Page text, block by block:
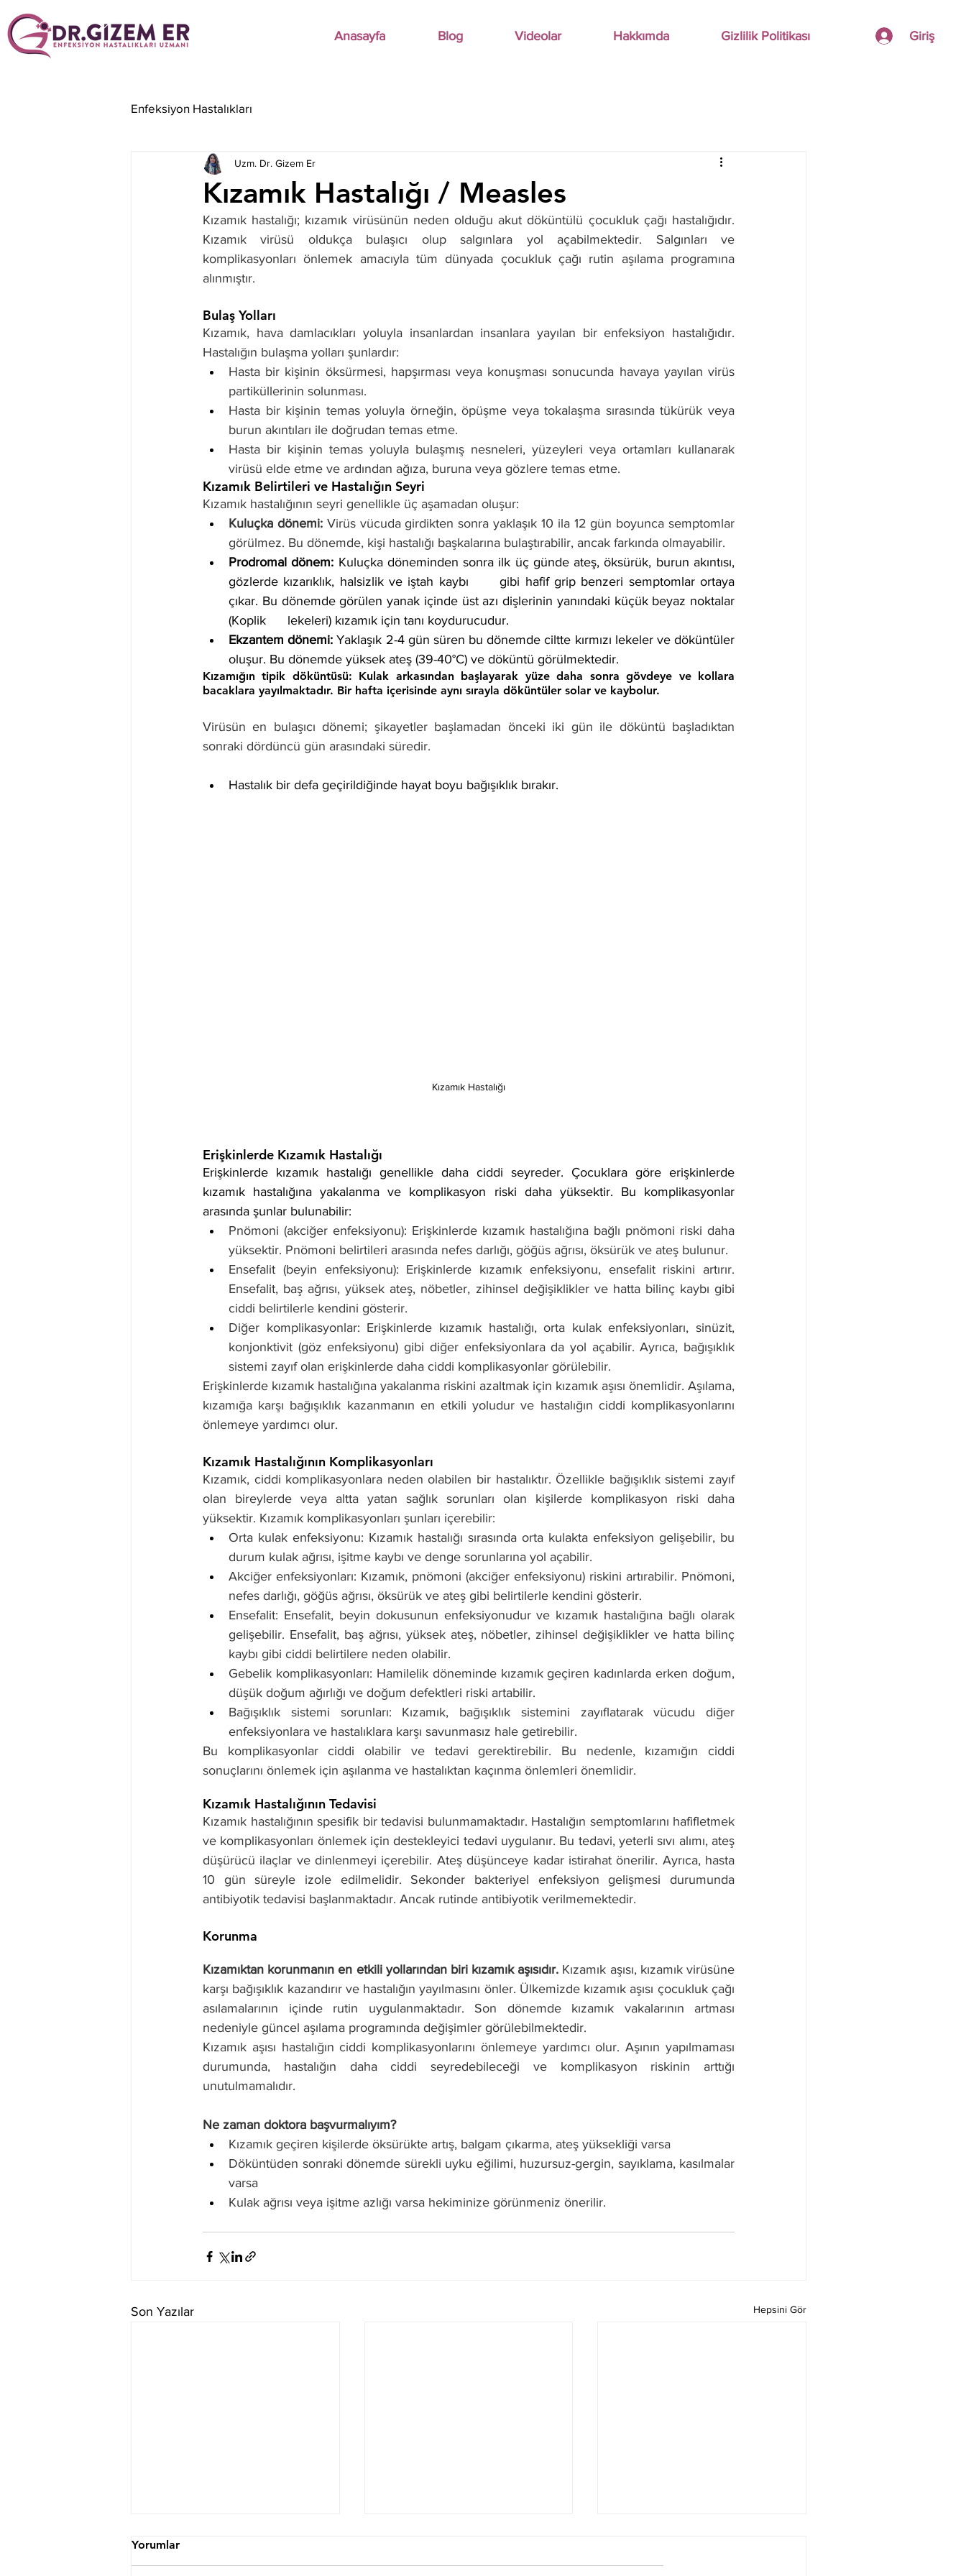
Anasayfa Blog Videolar Hakkımda Gizlilik Politikası Giriş
Enfeksiyon Hastalıkları
Kızamık Hastalığı / Measles
Uzm. Dr. Gizem Er
Kızamık hastalığı; kızamık virüsünün neden olduğu akut döküntülü çocukluk çağı hastalığıdır.
Kızamık virüsü oldukça bulaşıcı olup salgınlara yol açabilmektedir. Salgınları ve
komplikasyonları önlemek amacıyla tüm dünyada çocukluk çağı rutin aşılama programına
alınmıştır.
Bulaş Yolları
Kızamık, hava damlacıkları yoluyla insanlardan insanlara yayılan bir enfeksiyon hastalığıdır.
Hastalığın bulaşma yolları şunlardır:
Hasta bir kişinin öksürmesi, hapşırması veya konuşması sonucunda havaya yayılan virüs
partiküllerinin solunması.
Hasta bir kişinin temas yoluyla örneğin, öpüşme veya tokalaşma sırasında tükürük veya
burun akıntıları ile doğrudan temas etme.
Hasta bir kişinin temas yoluyla bulaşmış nesneleri, yüzeyleri veya ortamları kullanarak
virüsü elde etme ve ardından ağıza, buruna veya gözlere temas etme.
Kızamık Belirtileri ve Hastalığın Seyri
Kızamık hastalığının seyri genellikle üç aşamadan oluşur:
Kuluçka dönemi: Virüs vücuda girdikten sonra yaklaşık 10 ila 12 gün boyunca semptomlar
görülmez. Bu dönemde, kişi hastalığı başkalarına bulaştırabilir, ancak farkında olmayabilir.
Prodromal dönem: Kuluçka döneminden sonra ilk üç günde ateş, öksürük, burun akıntısı,
gözlerde kızarıklık, halsizlik ve iştah kaybı      gibi hafif grip benzeri semptomlar ortaya
çıkar. Bu dönemde görülen yanak içinde üst azı dişlerinin yanındaki küçük beyaz noktalar
(Koplik      lekeleri) kızamık için tanı koydurucudur.
Ekzantem dönemi: Yaklaşık 2-4 gün süren bu dönemde ciltte kırmızı lekeler ve döküntüler
oluşur. Bu dönemde yüksek ateş (39-40°C) ve döküntü görülmektedir.
Kızamığın tipik döküntüsü: Kulak arkasından başlayarak yüze daha sonra gövdeye ve kollara
bacaklara yayılmaktadır. Bir hafta içerisinde aynı sırayla döküntüler solar ve kaybolur.
Virüsün en bulaşıcı dönemi; şikayetler başlamadan önceki iki gün ile döküntü başladıktan
sonraki dördüncü gün arasındaki süredir.
Hastalık bir defa geçirildiğinde hayat boyu bağışıklık bırakır.
Kızamık Hastalığı
Erişkinlerde Kızamık Hastalığı
Erişkinlerde kızamık hastalığı genellikle daha ciddi seyreder. Çocuklara göre erişkinlerde
kızamık hastalığına yakalanma ve komplikasyon riski daha yüksektir. Bu komplikasyonlar
arasında şunlar bulunabilir:
Pnömoni (akciğer enfeksiyonu): Erişkinlerde kızamık hastalığına bağlı pnömoni riski daha
yüksektir. Pnömoni belirtileri arasında nefes darlığı, göğüs ağrısı, öksürük ve ateş bulunur.
Ensefalit (beyin enfeksiyonu): Erişkinlerde kızamık enfeksiyonu, ensefalit riskini artırır.
Ensefalit, baş ağrısı, yüksek ateş, nöbetler, zihinsel değişiklikler ve hatta bilinç kaybı gibi
ciddi belirtilerle kendini gösterir.
Diğer komplikasyonlar: Erişkinlerde kızamık hastalığı, orta kulak enfeksiyonları, sinüzit,
konjonktivit (göz enfeksiyonu) gibi diğer enfeksiyonlara da yol açabilir. Ayrıca, bağışıklık
sistemi zayıf olan erişkinlerde daha ciddi komplikasyonlar görülebilir.
Erişkinlerde kızamık hastalığına yakalanma riskini azaltmak için kızamık aşısı önemlidir. Aşılama,
kızamığa karşı bağışıklık kazanmanın en etkili yoludur ve hastalığın ciddi komplikasyonlarını
önlemeye yardımcı olur.
Kızamık Hastalığının Komplikasyonları
Kızamık, ciddi komplikasyonlara neden olabilen bir hastalıktır. Özellikle bağışıklık sistemi zayıf
olan bireylerde veya altta yatan sağlık sorunları olan kişilerde komplikasyon riski daha
yüksektir. Kızamık komplikasyonları şunları içerebilir:
Orta kulak enfeksiyonu: Kızamık hastalığı sırasında orta kulakta enfeksiyon gelişebilir, bu
durum kulak ağrısı, işitme kaybı ve denge sorunlarına yol açabilir.
Akciğer enfeksiyonları: Kızamık, pnömoni (akciğer enfeksiyonu) riskini artırabilir. Pnömoni,
nefes darlığı, göğüs ağrısı, öksürük ve ateş gibi belirtilerle kendini gösterir.
Ensefalit: Ensefalit, beyin dokusunun enfeksiyonudur ve kızamık hastalığına bağlı olarak
gelişebilir. Ensefalit, baş ağrısı, yüksek ateş, nöbetler, zihinsel değişiklikler ve hatta bilinç
kaybı gibi ciddi belirtilere neden olabilir.
Gebelik komplikasyonları: Hamilelik döneminde kızamık geçiren kadınlarda erken doğum,
düşük doğum ağırlığı ve doğum defektleri riski artabilir.
Bağışıklık sistemi sorunları: Kızamık, bağışıklık sistemini zayıflatarak vücudu diğer
enfeksiyonlara ve hastalıklara karşı savunmasız hale getirebilir.
Bu komplikasyonlar ciddi olabilir ve tedavi gerektirebilir. Bu nedenle, kızamığın ciddi
sonuçlarını önlemek için aşılanma ve hastalıktan kaçınma önlemleri önemlidir.
Kızamık Hastalığının Tedavisi
Kızamık hastalığının spesifik bir tedavisi bulunmamaktadır. Hastalığın semptomlarını hafifletmek
ve komplikasyonları önlemek için destekleyici tedavi uygulanır. Bu tedavi, yeterli sıvı alımı, ateş
düşürücü ilaçlar ve dinlenmeyi içerebilir. Ateş düşünceye kadar istirahat önerilir. Ayrıca, hasta
10 gün süreyle izole edilmelidir. Sekonder bakteriyel enfeksiyon gelişmesi durumunda
antibiyotik tedavisi başlanmaktadır. Ancak rutinde antibiyotik verilmemektedir.
Korunma
Kızamıktan korunmanın en etkili yollarından biri kızamık aşısıdır. Kızamık aşısı, kızamık virüsüne
karşı bağışıklık kazandırır ve hastalığın yayılmasını önler. Ülkemizde kızamık aşısı çocukluk çağı
asılamalarının içinde rutin uygulanmaktadır. Son dönemde kızamık vakalarının artması
nedeniyle güncel aşılama programında değişimler görülebilmektedir.
Kızamık aşısı hastalığın ciddi komplikasyonlarını önlemeye yardımcı olur. Aşının yapılmaması
durumunda, hastalığın daha ciddi seyredebileceği ve komplikasyon riskinin arttığı
unutulmamalıdır.
Ne zaman doktora başvurmalıyım?
Kızamık geçiren kişilerde öksürükte artış, balgam çıkarma, ateş yüksekliği varsa
Döküntüden sonraki dönemde sürekli uyku eğilimi, huzursuz-gergin, sayıklama, kasılmalar
varsa
Kulak ağrısı veya işitme azlığı varsa hekiminize görünmeniz önerilir.
Son Yazılar Hepsini Gör
Yorumlar